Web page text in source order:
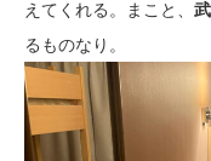
えてくれる。まこと、
るものなり。